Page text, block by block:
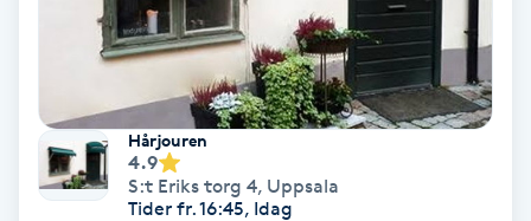
Hudföryngring
Huduppstramning
Hårjouren
4.9
S:t Eriks torg 4, Uppsala
Tider fr. 16:45, Idag